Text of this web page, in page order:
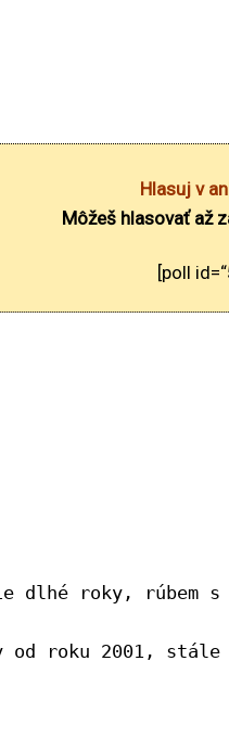
Hlasuj v
Môžeš hlasovať až
[poll
dlhé roky, rúbem
roku 2001,